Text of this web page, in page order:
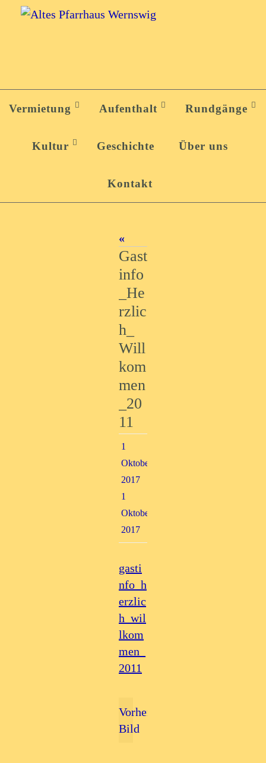
Zum
InhaltVermietung Aufenthalt Rundgänge
Kultur Geschichte Über uns
Kontakt
«
Gast
info
_He
rzlic
h_
Will
kom
men
_20
11
1
Oktober,
2017
1
Oktober,
2017
gasti
nfo_h
erzlic
h_wil
lkom
men_
2011
Vorheriges
Bild